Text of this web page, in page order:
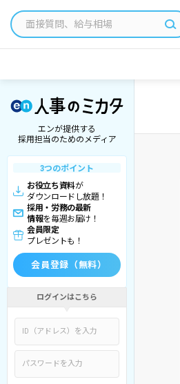
エンが提供する
採用担当のためのメディア
3つのポイント
お役立ち資料が
ダウンロードし放題！
採用・労務の最新
情報を毎週お届け！
会員限定
プレゼントも！
会員登録（無料）
ログインはこちら